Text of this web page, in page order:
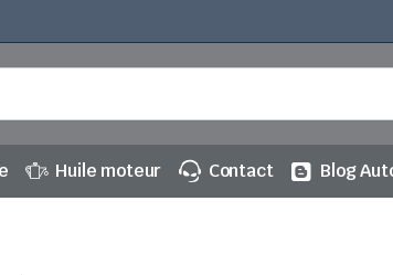
Huile moteur Contact Blog